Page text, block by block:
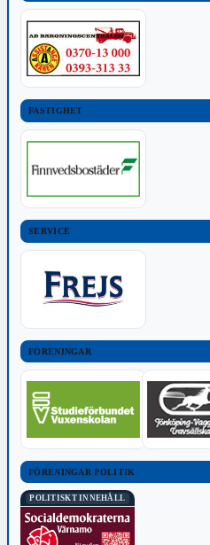
FASTIGHET
SERVICE
FÖRENINGAR
FÖRENINGAR POLITIK
POLITISKT INNEHÅLL